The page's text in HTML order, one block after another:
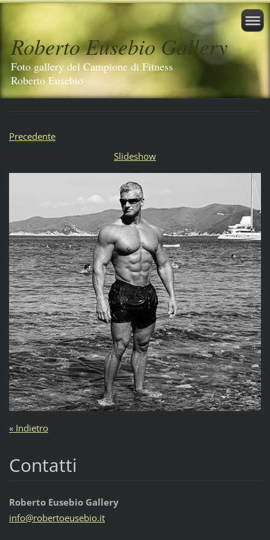
Roberto Eusebio Gallery
Foto gallery del Campione di Fitness
Roberto Eusebio
Precedente
Slideshow
« Indietro
Contatti
Roberto Eusebio Gallery
info@robertoeusebio.it